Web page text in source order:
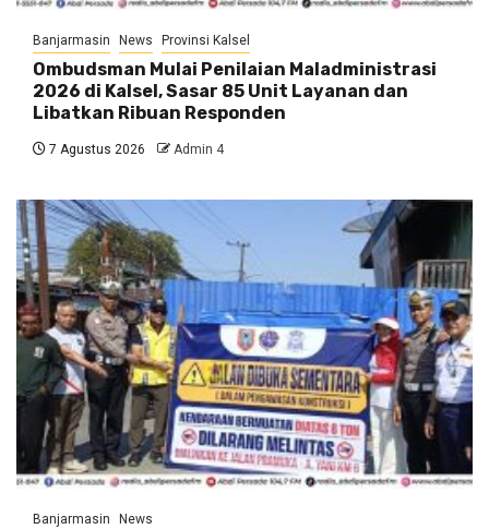
Banjarmasin News Provinsi Kalsel
Ombudsman Mulai Penilaian Maladministrasi
2026 di Kalsel, Sasar 85 Unit Layanan dan
Libatkan Ribuan Responden
7 Agustus 2026 Admin 4
Banjarmasin News